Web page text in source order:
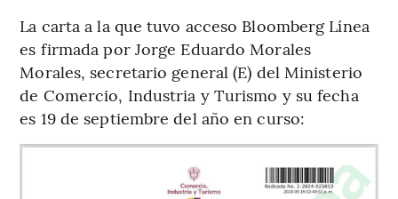
La carta a la que tuvo acceso Bloomberg Línea
es firmada por Jorge Eduardo Morales
Morales, secretario general (E) del Ministerio
de Comercio, Industria y Turismo y su fecha
es 19 de septiembre del año en curso: